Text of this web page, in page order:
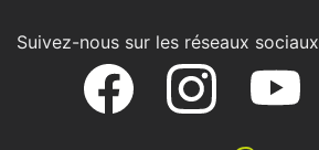
Suivez-nous sur les réseaux